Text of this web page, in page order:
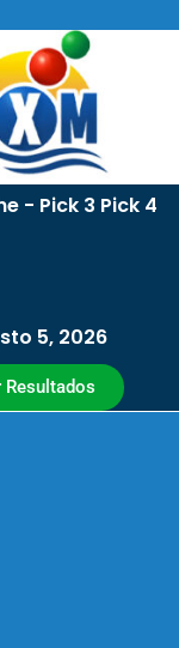
- Pick 3 Pick 4
5, 2026
Resultados